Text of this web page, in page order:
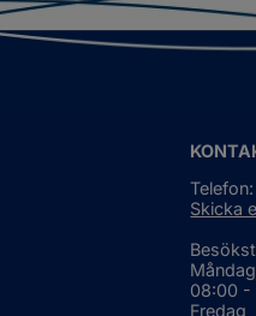
Skicka
08:00 -
Fredag